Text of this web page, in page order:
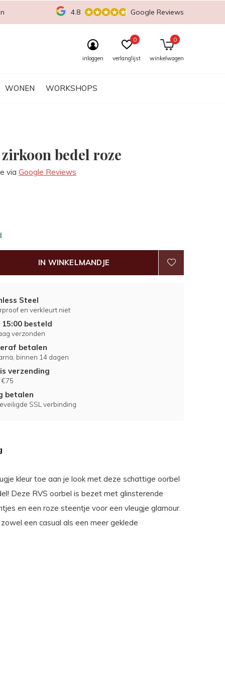
WONEN WORKSHOPS
inloggen verlanglijst
0
winkelwagen
0
4.8 Google Reviews
bedel roze
via Google Reviews
IN WINKELMANDJE
Steel
en verkleurt niet
15:00 besteld
verzonden
betalen
binnen 14 dagen
verzending
betalen
SSL verbinding
kleur toe aan je look met deze schattige oorbel
Deze RVS oorbel is bezet met glinsterende
en een roze steentje voor een vleugje glamour.
een casual als een meer geklede